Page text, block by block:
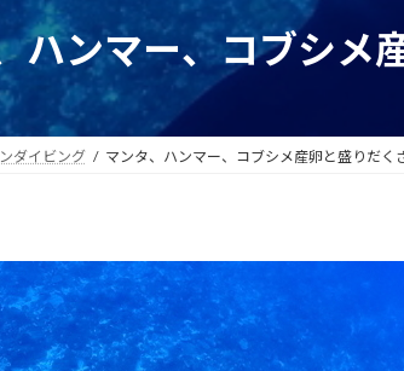
ハンマー、コブシメ
ダイビング マンタ、ハンマー、コブシメ産卵と盛りだ